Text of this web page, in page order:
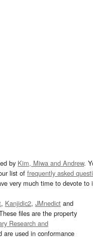
by Kim, Miwa and Andrew.
list of frequently asked
very much time to devote to
, Kanjidic2, JMnedict and
files are the property
Research and
are used in conformance